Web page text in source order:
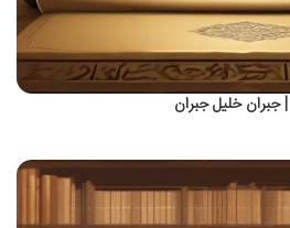
جبران خلیل جبران